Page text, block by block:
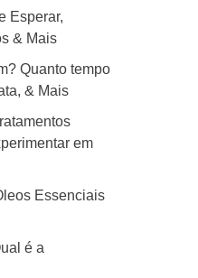
Esperar,
& Mais
Quanto tempo
& Mais
em
Essenciais
é a